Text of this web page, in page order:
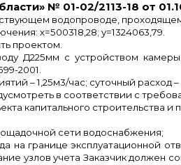
№ 01-02/2113-18 от
водопроводе, проходящем
х=500318,28; y=1324063,79.
проектом.
Д225мм с устройством
2001.
– 1,25м3/час; суточный расход –
в соответствии с
капитального строительства и
сети водоснабжения;
на границе эксплуатационной
узлов учета Заказчик должен